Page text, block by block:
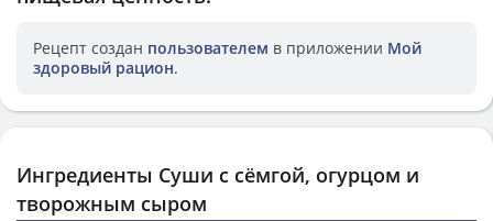
Рецепт создан пользователем в приложении Мой
здоровый рацион.
Ингредиенты Суши с сёмгой, огурцом и
творожным сыром